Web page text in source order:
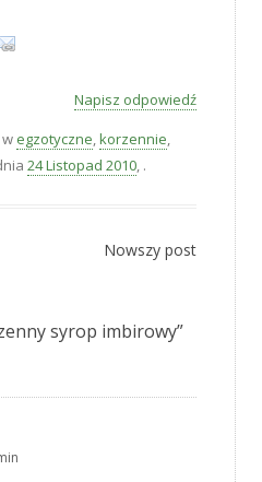
Napisz odpowiedź
egzotyczne,korzennie,
24 Listopad 2010, .
Nowszy post
syrop imbirowy”